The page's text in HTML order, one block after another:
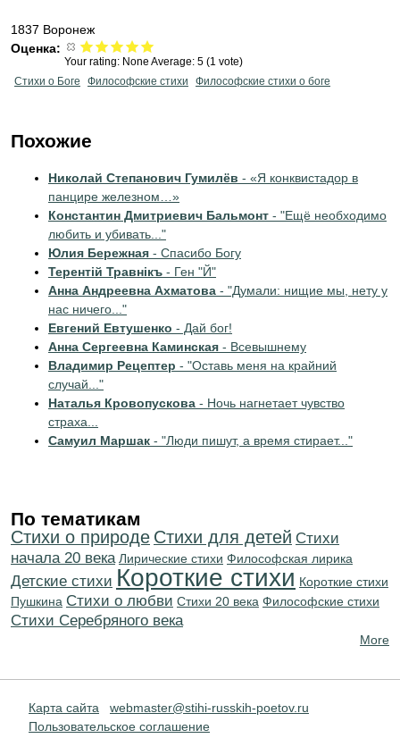
1837 Воронеж
Оценка:
Your rating: None Average: 5 (1 vote)
Стихи о Боге
Философские стихи Философские стихи о боге
Похожие
Николай Степанович Гумилёв - «Я конквистадор в
панцире железном…»
Константин Дмитриевич Бальмонт - "Ещё необходимо
любить и убивать..."
Юлия Бережная - Спасибо Богу
Терентiй Травнiкъ - Ген "Й"
Анна Андреевна Ахматова - "Думали: нищие мы, нету у
нас ничего..."
Евгений Евтушенко - Дай бог!
Анна Сергеевна Каминская - Всевышнему
Владимир Рецептер - "Оставь меня на крайний
случай..."
Наталья Кровопускова - Ночь нагнетает чувство
страха...
Самуил Маршак - "Люди пишут, а время стирает..."
По тематикам
Стихи о природе Стихи для детей Cтихи
начала 20 века Лирические стихи Философская лирика
Детские стихи Короткие стихи Короткие стихи
Пушкина Стихи о любви Стихи 20 века Философские стихи
Cтихи Серебряного века
More
Карта сайта
webmaster@stihi-russkih-poetov.ru
Пользовательское соглашение